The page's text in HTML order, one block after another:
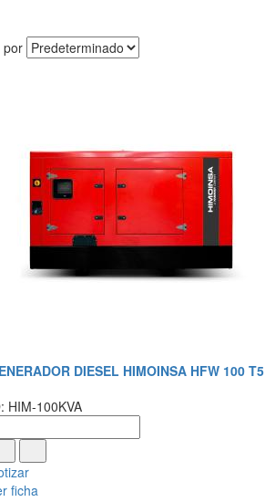
por
DIESEL HIMOINSA HFW 100 T5
HIM-100KVA
ficha